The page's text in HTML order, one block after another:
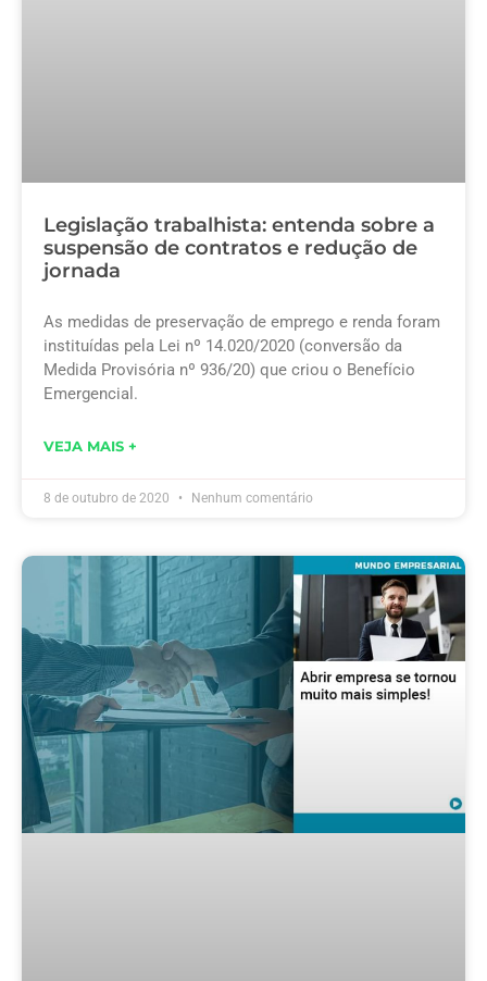
Legislação trabalhista: entenda sobre a
suspensão de contratos e redução de
jornada
As medidas de preservação de emprego e renda foram
instituídas pela Lei nº 14.020/2020 (conversão da
Medida Provisória nº 936/20) que criou o Benefício
Emergencial.
VEJA MAIS +
8 de outubro de 2020 Nenhum comentário